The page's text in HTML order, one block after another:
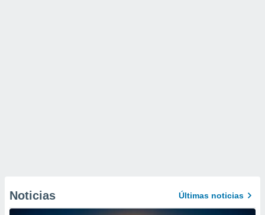
Noticias Últimas noticias